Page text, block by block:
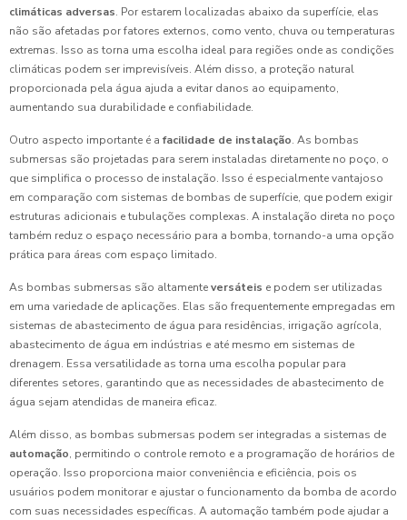
climáticas adversas. Por estarem localizadas abaixo da superfície, elas
não são afetadas por fatores externos, como vento, chuva ou temperaturas
extremas. Isso as torna uma escolha ideal para regiões onde as condições
climáticas podem ser imprevisíveis. Além disso, a proteção natural
proporcionada pela água ajuda a evitar danos ao equipamento,
aumentando sua durabilidade e confiabilidade.
Outro aspecto importante é a facilidade de instalação. As bombas
submersas são projetadas para serem instaladas diretamente no poço, o
que simplifica o processo de instalação. Isso é especialmente vantajoso
em comparação com sistemas de bombas de superfície, que podem exigir
estruturas adicionais e tubulações complexas. A instalação direta no poço
também reduz o espaço necessário para a bomba, tornando-a uma opção
prática para áreas com espaço limitado.
As bombas submersas são altamenteversáteis e podem ser utilizadas
em uma variedade de aplicações. Elas são frequentemente empregadas em
sistemas de abastecimento de água para residências, irrigação agrícola,
abastecimento de água em indústrias e até mesmo em sistemas de
drenagem. Essa versatilidade as torna uma escolha popular para
diferentes setores, garantindo que as necessidades de abastecimento de
água sejam atendidas de maneira eficaz.
Além disso, as bombas submersas podem ser integradas a sistemas de
automação, permitindo o controle remoto e a programação de horários de
operação. Isso proporciona maior conveniência e eficiência, pois os
usuários podem monitorar e ajustar o funcionamento da bomba de acordo
com suas necessidades específicas. A automação também pode ajudar a